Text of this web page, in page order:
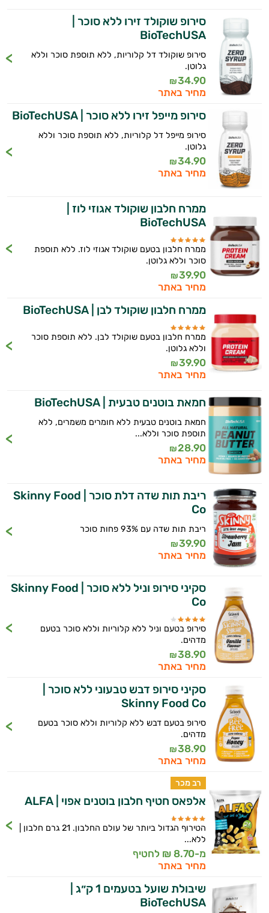
חטיפי
חלבון
גיינר
לעלייה
במשקל
קריאטין
וחומצות
אמינו
רטבים
ממרחים
ומזון
לספורטאים
טסטוסטרון
הנמכרים
אבקות
חלבון
פאמפ
העלאת
אנרגיה
פעילות
גופנית
טבעוניים
אביזרי
ספורט
משקאות
לספורטאים
סירופ שוקולד זירו ללא סוכר |
BioTechUSA
סירופ שוקולד דל קלוריות, ללא תוספת סוכר וללא
גלוטן.
34.90
₪
מחיר באתר
סירופ מייפל זירו ללא סוכר | BioTechUSA
סירופ מייפל דל קלוריות, ללא תוספת סוכר וללא
גלוטן.
34.90
₪
מחיר באתר
ממרח חלבון שוקולד אגוזי לוז |
BioTechUSA
ממרח חלבון בטעם שוקולד אגוזי לוז. ללא תוספת
סוכר וללא גלוטן.
39.90
₪
מחיר באתר
ממרח חלבון שוקולד לבן | BioTechUSA
ממרח חלבון בטעם שוקולד לבן. ללא תוספת סוכר
וללא גלוטן.
39.90
₪
מחיר באתר
חמאת בוטנים טבעית | BioTechUSA
חמאת בוטנים טבעית ללא חומרים משמרים, ללא
תוספת סוכר וללא...
28.90
₪
מחיר באתר
ריבת תות שדה דלת סוכר | Skinny Food
Co
ריבת תות שדה עם 93% פחות סוכר
39.90
₪
מחיר באתר
סקיני סירופ וניל ללא סוכר | Skinny Food
Co
סירופ בטעם וניל ללא קלוריות וללא סוכר בטעם
מדהים.
38.90
₪
מחיר באתר
סקיני סירופ דבש טבעוני ללא סוכר |
Skinny Food Co
סירופ בטעם דבש ללא קלוריות וללא סוכר בטעם
מדהים.
38.90
₪
מחיר באתר
רב מכר
אלפאס חטיף חלבון בוטנים אפוי | ALFA
הטירוף הגדול ביותר של עולם החלבון. 21 גרם חלבון |
ללא...
מ-8.70 ₪ לחטיף
מחיר באתר
שיבולת שועל בטעמים 1 ק״ג |
BioTechUSA